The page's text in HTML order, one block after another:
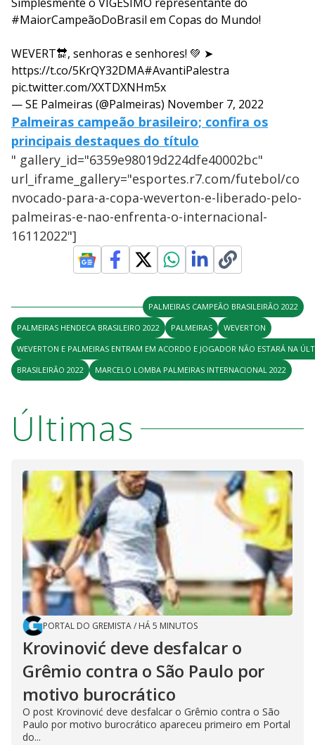
#MaiorCampeãoDoBrasil em Copas do Mundo!
WEVERT🔛, senhoras e senhores! 💚 ➤
https://t.co/5KrQY32DMA#AvantiPalestra
pic.twitter.com/XXTDXNHm5x
— SE Palmeiras (@Palmeiras) November 7, 2022
Palmeiras campeão brasileiro; confira os
principais destaques do título
" gallery_id="6359e98019d224dfe40002bc"
url_iframe_gallery="esportes.r7.com/futebol/co
nvocado-para-a-copa-weverton-e-liberado-pelo-
palmeiras-e-nao-enfrenta-o-internacional-
16112022"]
PALMEIRAS CAMPEÃO BRASILEIRÃO 2022
PALMEIRAS HENDECA BRASILEIRO 2022
PALMEIRAS
WEVERTON
WEVERTON E PALMEIRAS ENTRAM EM ACORDO E JOGADOR NÃO ESTARÁ NA
BRASILEIRÃO 2022
MARCELO LOMBA PALMEIRAS INTERNACIONAL 2022
Últimas
PORTAL DO GREMISTA/ HÁ 5 MINUTOS
Krovinović deve desfalcar o
Grêmio contra o São Paulo por
motivo burocrático
O post Krovinović deve desfalcar o Grêmio contra o São
Paulo por motivo burocrático apareceu primeiro em Portal
do...